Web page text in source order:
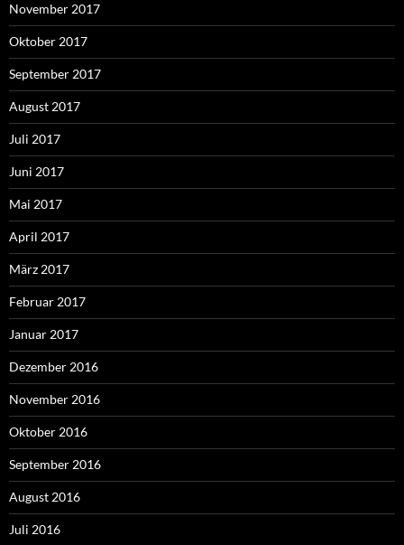
November 2017
Oktober 2017
September 2017
August 2017
Juli 2017
Juni 2017
Mai 2017
April 2017
März 2017
Februar 2017
Januar 2017
Dezember 2016
November 2016
Oktober 2016
September 2016
August 2016
Juli 2016